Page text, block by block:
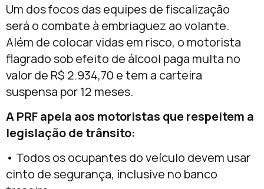
Um dos focos das equipes de fiscalização
será o combate à embriaguez ao volante.
Além de colocar vidas em risco, o motorista
flagrado sob efeito de álcool paga multa no
valor de R$ 2.934,70 e tem a carteira
suspensa por 12 meses.
A PRF apela aos motoristas que respeitem a
legislação de trânsito:
• Todos os ocupantes do veículo devem usar
cinto de segurança, inclusive no banco